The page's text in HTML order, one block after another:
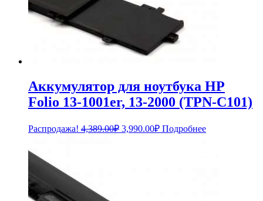
Аккумулятор для ноутбука HP
Folio 13-1001er, 13-2000 (TPN-C101)
Распродажа! 4,389.00₽ Первоначальная
3,990.00₽Текущая
цена:
Подробнее